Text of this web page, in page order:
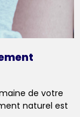
de votre
naturel est